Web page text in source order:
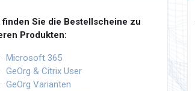
finden Sie die Bestellscheine zu
Produkten:
Microsoft 365
GeOrg & Citrix User
GeOrg Varianten